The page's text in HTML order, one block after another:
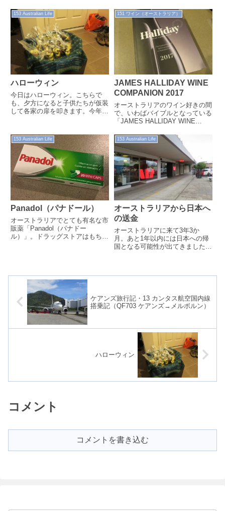
家電を前任者から引き継いだこと
もあり、さ...
ので難しいことはありません。一
方、オース...
153 Australian Life
ハローウィン
今日はハローウィン。こちらで
も、夕方になると子供たちが仮装
して各家の扉を叩きます。今年は
けて、チョコ...
151 ワイン（オーストラリア）
JAMES HALLIDAY WINE
COMPANION 2017
オーストラリアのワイン好きの間
で、いわばバイブルとなっている
「JAMES HALLIDAY WINE
をようやく手に入れま...
153 Australian Life
Panadol（パナドール）
オーストラリアでとても有名な市
販薬「Panadol（パナドー
ル）」。ドラッグストアはもちろ
153 Australian Life
オーストラリアから日本へ
の送金
オーストラリアに来て3年3か
月。あと1年以内には日本への帰
国となる可能性が出てきました。
ケアンズ旅行記・13 カンタス航空国内線
搭乗記（QF703 ケアンズ→メルボルン）
ハローウィン
コメント
コメントを書き込む